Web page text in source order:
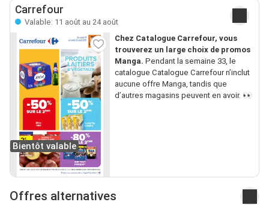
Carrefour
Valable: 11 août au 24 août
Bientôt valable
Chez Catalogue Carrefour, vous
trouverez un large choix de promos
Manga. Pendant la semaine 33, le
catalogue Catalogue Carrefour n’inclut
aucune offre Manga, tandis que
d’autres magasins peuvent en avoir. 👀
Offres alternatives